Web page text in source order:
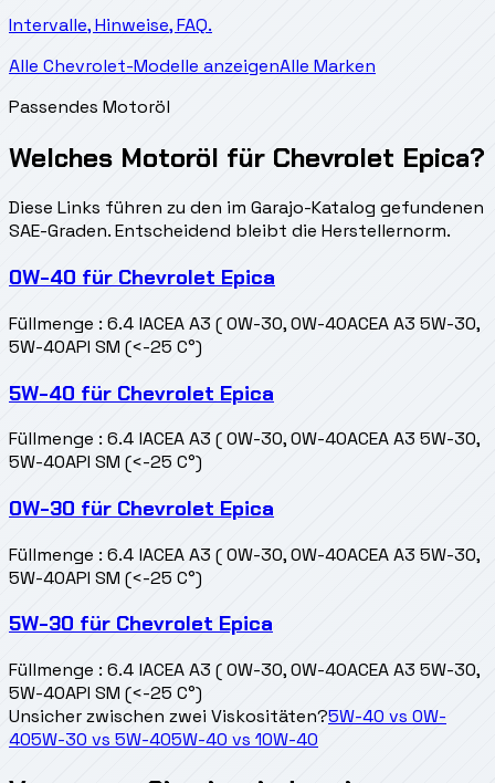
Intervalle, Hinweise, FAQ.
Alle Chevrolet-Modelle anzeigenAlle Marken
Passendes Motoröl
Welches Motoröl für Chevrolet Epica?
Diese Links führen zu den im Garajo-Katalog gefundenen
SAE-Graden. Entscheidend bleibt die Herstellernorm.
0W-40 für Chevrolet Epica
Füllmenge : 6.4 lACEA A3 ( 0W-30, 0W-40ACEA A3 5W-30,
5W-40API SM (<-25 C°)
5W-40 für Chevrolet Epica
Füllmenge : 6.4 lACEA A3 ( 0W-30, 0W-40ACEA A3 5W-30,
5W-40API SM (<-25 C°)
0W-30 für Chevrolet Epica
Füllmenge : 6.4 lACEA A3 ( 0W-30, 0W-40ACEA A3 5W-30,
5W-40API SM (<-25 C°)
5W-30 für Chevrolet Epica
Füllmenge : 6.4 lACEA A3 ( 0W-30, 0W-40ACEA A3 5W-30,
5W-40API SM (<-25 C°)
Unsicher zwischen zwei Viskositäten?5W-40 vs 0W-
405W-30 vs 5W-405W-40 vs 10W-40